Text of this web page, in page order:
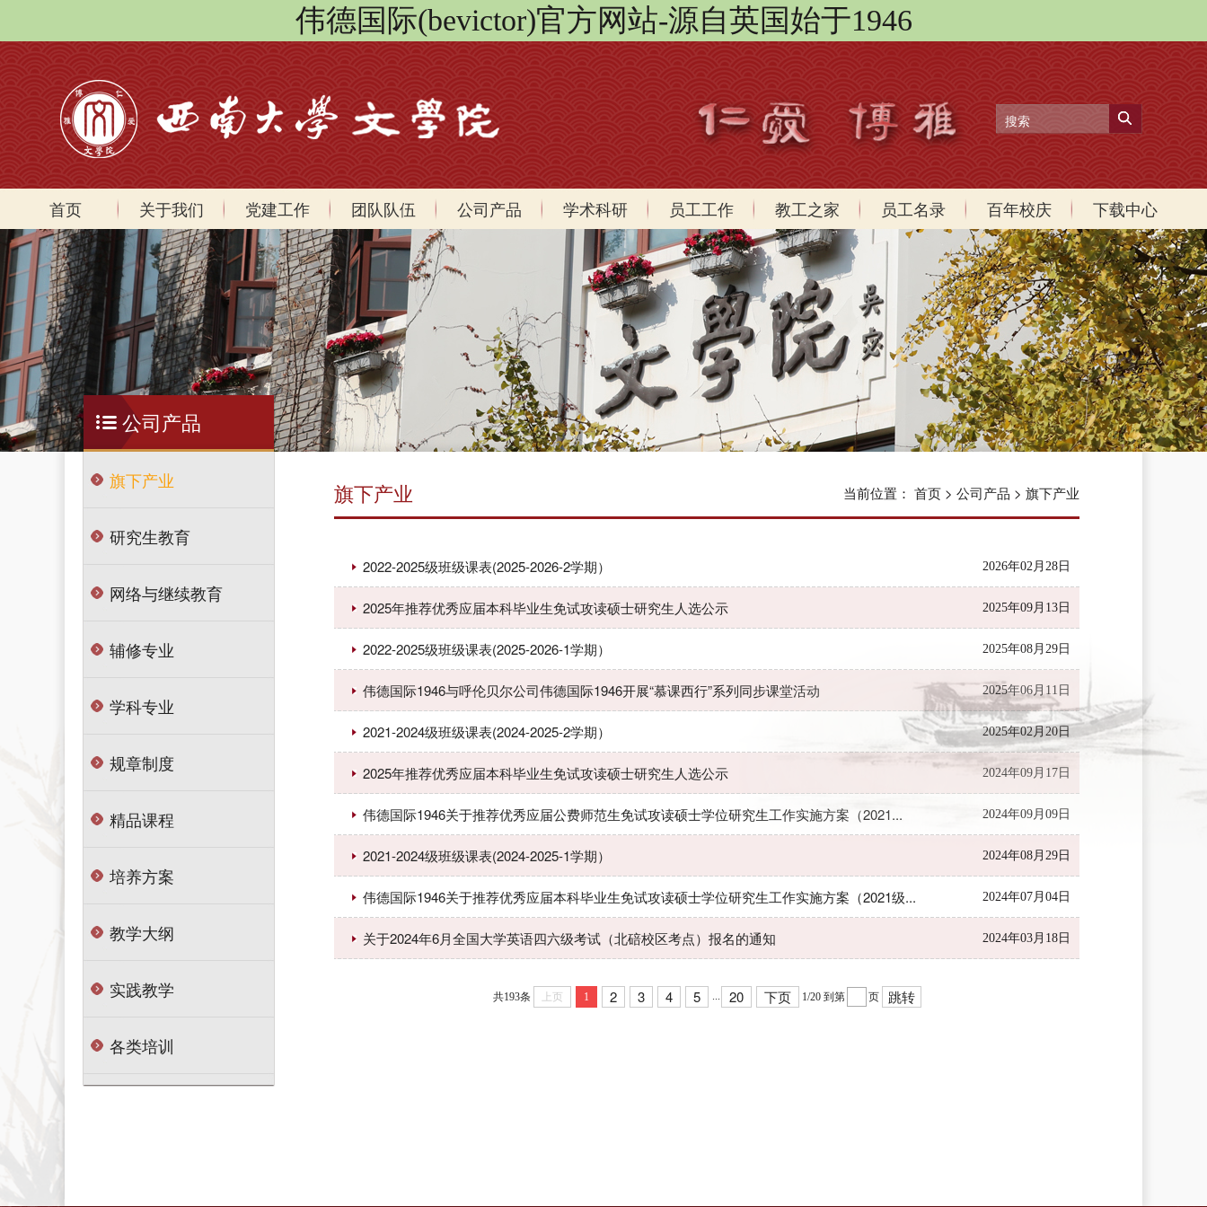
伟德国际(bevictor)官方网站-源自英国始于1946
首页 关于我们 党建工作 团队队伍 公司产品 学术科研 员工工作 教工之家 员工名录 百年校庆 下载中心
公司产品
旗下产业
研究生教育
网络与继续教育
辅修专业
学科专业
规章制度
精品课程
培养方案
教学大纲
实践教学
各类培训
旗下产业 当前位置： 首页 > 公司产品 > 旗下产业
2026年02月28日
2022-2025级班级课表(2025-2026-2学期）
2025年09月13日
2025年推荐优秀应届本科毕业生免试攻读硕士研究生人选公示
2025年08月29日
2022-2025级班级课表(2025-2026-1学期）
2025年06月11日
伟德国际1946与呼伦贝尔公司伟德国际1946开展“慕课西行”系列同步课堂活动
2025年02月20日
2021-2024级班级课表(2024-2025-2学期）
2024年09月17日
2025年推荐优秀应届本科毕业生免试攻读硕士研究生人选公示
2024年09月09日
伟德国际1946关于推荐优秀应届​公费师范生免试攻读硕士学位研究生工作实施方案（2021...
2024年08月29日
2021-2024级班级课表(2024-2025-1学期）
2024年07月04日
伟德国际1946关于推荐优秀应届本科毕业生免试攻读硕士学位研究生工作实施方案（2021级...
2024年03月18日
关于2024年6月全国大学英语四六级考试（北碚校区考点）报名的通知
共193条 上页 1 2 3 4 5 20 下页 1/20 到第 页 跳转